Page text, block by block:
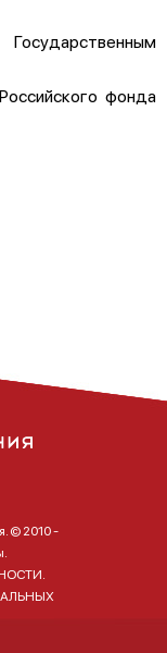
фонда
© 2010 -